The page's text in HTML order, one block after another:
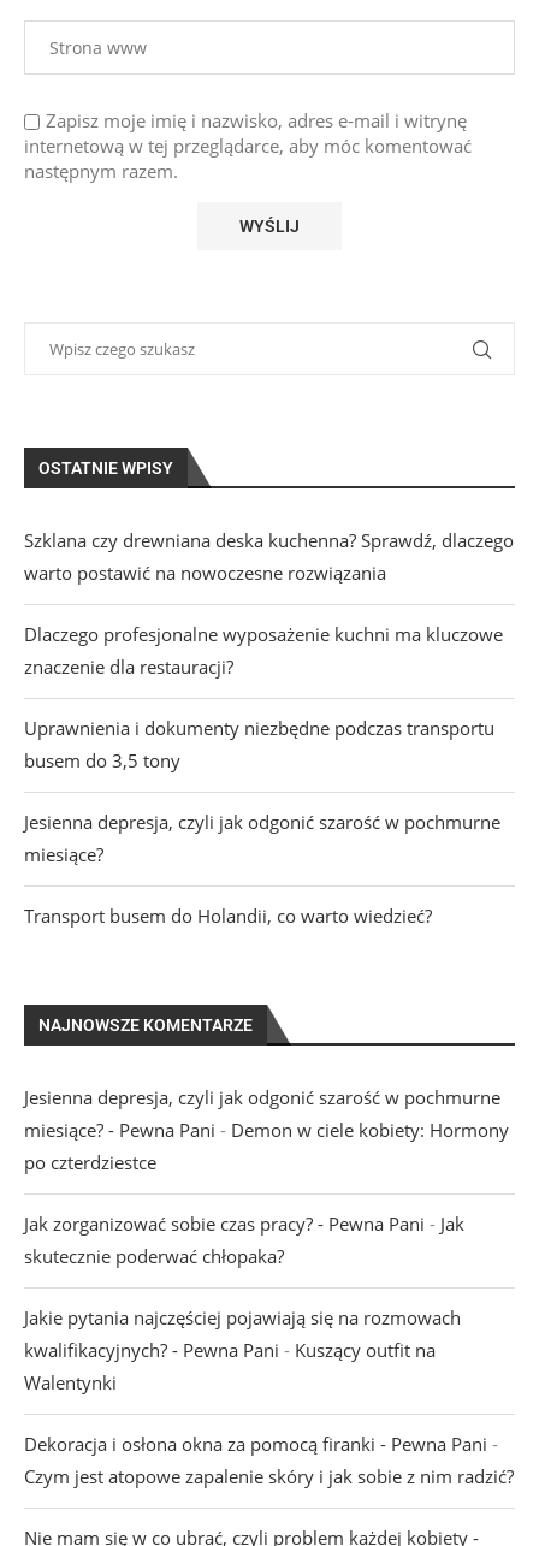
Zapisz moje imię i nazwisko, adres e-mail i witrynę
internetową w tej przeglądarce, aby móc komentować
następnym razem.
OSTATNIE WPISY
Szklana czy drewniana deska kuchenna? Sprawdź, dlaczego
warto postawić na nowoczesne rozwiązania
Dlaczego profesjonalne wyposażenie kuchni ma kluczowe
znaczenie dla restauracji?
Uprawnienia i dokumenty niezbędne podczas transportu
busem do 3,5 tony
Jesienna depresja, czyli jak odgonić szarość w pochmurne
miesiące?
Transport busem do Holandii, co warto wiedzieć?
NAJNOWSZE KOMENTARZE
Jesienna depresja, czyli jak odgonić szarość w pochmurne
miesiące? - Pewna Pani - Demon w ciele kobiety: Hormony
po czterdziestce
Jak zorganizować sobie czas pracy? - Pewna Pani - Jak
skutecznie poderwać chłopaka?
Jakie pytania najczęściej pojawiają się na rozmowach
kwalifikacyjnych? - Pewna Pani - Kuszący outfit na
Walentynki
Dekoracja i osłona okna za pomocą firanki - Pewna Pani -
Czym jest atopowe zapalenie skóry i jak sobie z nim radzić?
Nie mam się w co ubrać, czyli problem każdej kobiety -